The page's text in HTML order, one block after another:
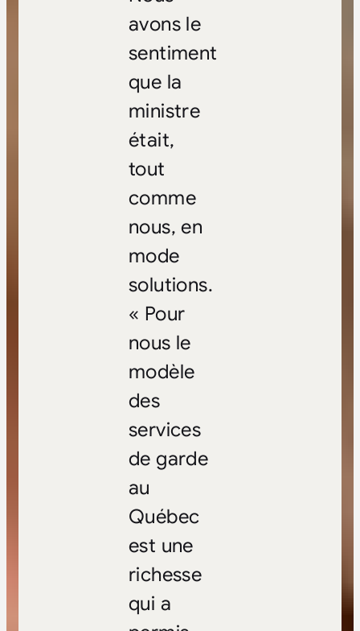
avons le
sentiment
que la
ministre
était,
tout
comme
nous, en
mode
solutions.
« Pour
nous le
modèle
des
services
de garde
au
Québec
est une
richesse
qui a